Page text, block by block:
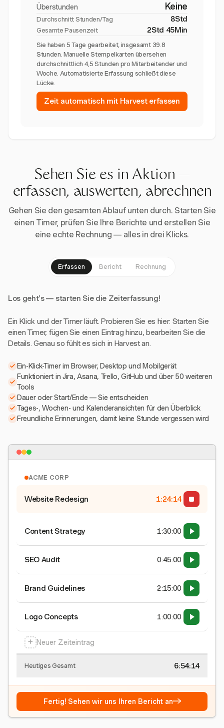
Überstunden Keine
Durchschnitt Stunden/Tag 8Std
Gesamte Pausenzeit 2Std 45Min
Sie haben 5 Tage gearbeitet, insgesamt 39.8
Stunden. Manuelle Stempelkarten übersehen
durchschnittlich 4,5 Stunden pro Mitarbeitender und
Woche. Automatisierte Erfassung schließt diese
Lücke.
Zeit automatisch mit Harvest erfassen
Sehen Sie es in Aktion —
erfassen, auswerten, abrechnen
Gehen Sie den gesamten Ablauf unten durch. Starten Sie
einen Timer, prüfen Sie Ihre Berichte und erstellen Sie
eine echte Rechnung — alles in drei Klicks.
Erfassen Bericht Rechnung
Los geht's — starten Sie die Zeiterfassung!
Ein Klick und der Timer läuft. Probieren Sie es hier: Starten Sie
einen Timer, fügen Sie einen Eintrag hinzu, bearbeiten Sie die
Details. Genau so fühlt es sich in Harvest an.
Ein-Klick-Timer im Browser, Desktop und Mobilgerät
Funktioniert in Jira, Asana, Trello, GitHub und über 50 weiteren
Tools
Dauer oder Start/Ende — Sie entscheiden
Tages-, Wochen- und Kalenderansichten für den Überblick
Freundliche Erinnerungen, damit keine Stunde vergessen wird
ACME CORP
Website Redesign 1:24:15
Content Strategy 1:30:00
SEO Audit 0:45:00
Brand Guidelines 2:15:00
Logo Concepts 1:00:00
+ Neuer Zeiteintrag
Heutiges Gesamt 6:54:15
Fertig! Sehen wir uns Ihren Bericht an→